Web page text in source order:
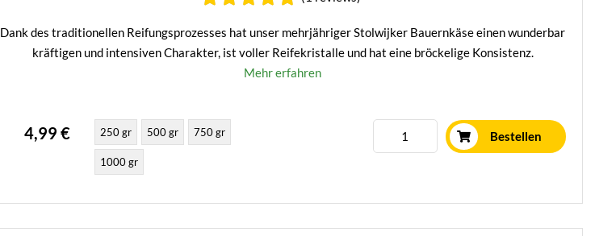
Dank des traditionellen Reifungsprozesses hat unser mehrjähriger Stolwijker Bauernkäse einen wunderbar
kräftigen und intensiven Charakter, ist voller Reifekristalle und hat eine bröckelige Konsistenz.
Mehr erfahren
4,99 € 250 gr 500 gr 750 gr
1000 gr
Bestellen